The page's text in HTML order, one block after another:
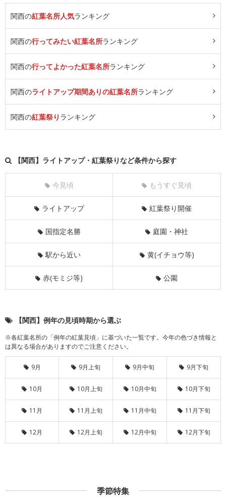
関西の紅葉名所人気ランキング
関西の行ってみたい紅葉名所ランキング
関西の行ってよかった紅葉名所ランキング
関西のライトアップ期間ありの紅葉名所ランキング
関西の紅葉祭り ランキング
【関西】ライトアップ・紅葉祭りなど条件から探す
今見頃 もうすぐ見頃
ライトアップ 紅葉祭り開催
国指定名勝 庭園・神社
駅から近い 黄(イチョウ等)
赤(モミジ等) 公園
【関西】例年の見頃時期から選ぶ
※各紅葉名所の「例年の紅葉見頃」に基づいた一覧です。今年の色づき情報と
は異なる場合がありますのでご注意ください。
9月 9月上旬 9月中旬 9月下旬
10月 10月上旬 10月中旬 10月下旬
11月 11月上旬 11月中旬 11月下旬
12月 12月上旬 12月中旬 12月下旬
季節特集